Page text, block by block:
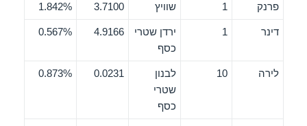
פרנק 1 שוויץ 3.7100
1.842%
דינר 1
ירדן שטרי
כסף
4.9166
0.567%
לירה 10
לבנון
שטרי
כסף
0.0231
0.873%